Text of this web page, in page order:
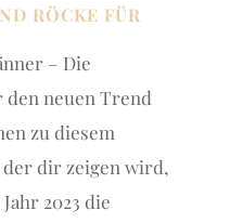
RÖCKE FÜR
– Die
neuen Trend
zu diesem
dir zeigen wird,
2023 die